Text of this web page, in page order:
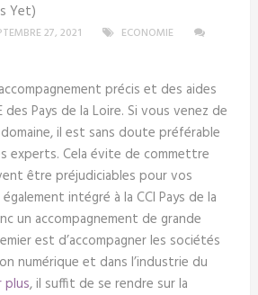
Yet)
27, 2021
ECONOMIE
précis et des aides
Pays de la Loire. Si vous venez de
il est sans doute préférable
experts. Cela évite de commettre
être préjudiciables pour vos
intégré à la CCI Pays de la
un accompagnement de grande
est d’accompagner les sociétés
numérique et dans l’industrie du
plus, il suffit de se rendre sur la